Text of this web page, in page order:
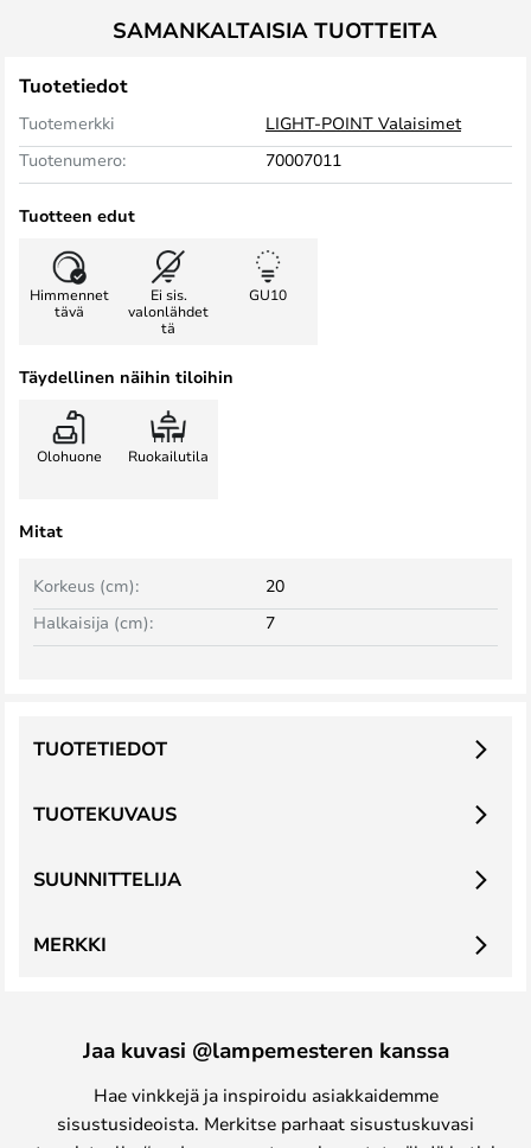
SAMANKALTAISIA TUOTTEITA
Tuotetiedot
Tuotemerkki
LIGHT-POINT Valaisimet
Tuotenumero:
70007011
Tuotteen edut
Himmennet
tävä
Ei sis.
valonlähdet
tä
GU10
Täydellinen näihin tiloihin
Olohuone Ruokailutila
Mitat
Korkeus (cm):
20
Halkaisija (cm):
7
TUOTEKUVAUS
TUOTETIEDOT
SUUNNITTELIJA
MERKKI
Jaa kuvasi @lampemesteren kanssa
Hae vinkkejä ja inspiroidu asiakkaidemme
sisustusideoista. Merkitse parhaat sisustuskuvasi